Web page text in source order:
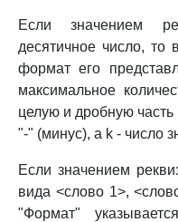
Если значением
десятичное число, то
формат его
максимальное
целую и дробную часть
"-" (минус), а k - число
Если значением
вида <слово 1>,
"Формат"